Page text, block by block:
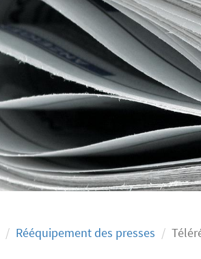
Rééquipement des presses